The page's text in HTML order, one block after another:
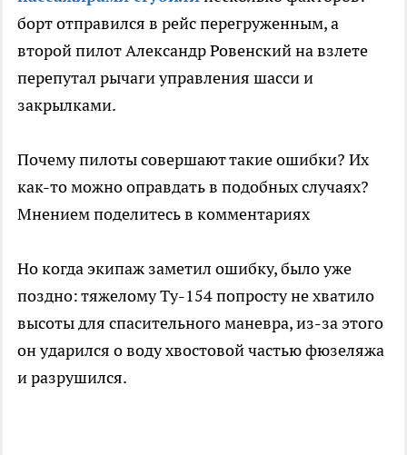
борт отправился в рейс перегруженным, а
второй пилот Александр Ровенский на взлете
перепутал рычаги управления шасси и
закрылками.
Почему пилоты совершают такие ошибки? Их
как-то можно оправдать в подобных случаях?
Мнением поделитесь в комментариях
Но когда экипаж заметил ошибку, было уже
поздно: тяжелому Ту-154 попросту не хватило
высоты для спасительного маневра, из-за этого
он ударился о воду хвостовой частью фюзеляжа
и разрушился.